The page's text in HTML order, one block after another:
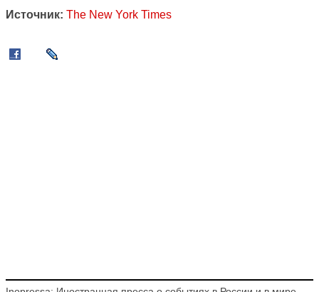
Источник: The New York Times